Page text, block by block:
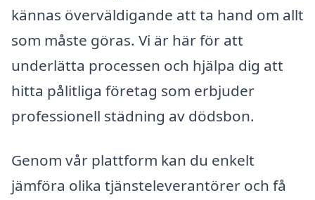
kännas överväldigande att ta hand om allt
som måste göras. Vi är här för att
underlätta processen och hjälpa dig att
hitta pålitliga företag som erbjuder
professionell städning av dödsbon.
Genom vår plattform kan du enkelt
jämföra olika tjänsteleverantörer och få